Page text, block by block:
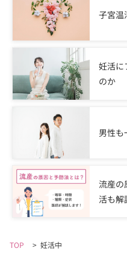
子宮温
妊活に
のか
男性も
流産の
活も解
TOP > 妊活中